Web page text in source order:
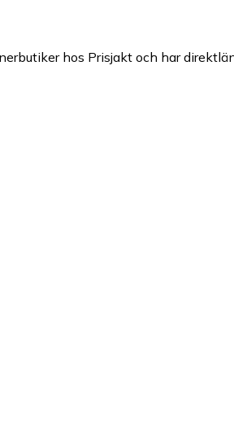
hos Prisjakt och har